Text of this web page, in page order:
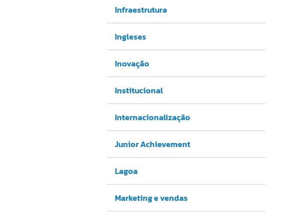
Infraestrutura
Ingleses
Inovação
Institucional
Internacionalização
Junior Achievement
Lagoa
Marketing e vendas